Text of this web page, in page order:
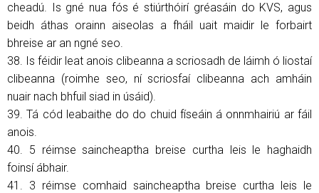
cheadú. Is gné nua fós é stiúrthóirí gréasáin do KVS, agus
beidh áthas orainn aiseolas a fháil uait maidir le forbairt
bhreise ar an ngné seo.
38. Is féidir leat anois clibeanna a scriosadh de láimh ó liostaí
clibeanna (roimhe seo, ní scriosfaí clibeanna ach amháin
nuair nach bhfuil siad in úsáid).
39. Tá cód leabaithe do do chuid físeáin á onnmhairiú ar fáil
anois.
40. 5 réimse saincheaptha breise curtha leis le haghaidh
foinsí ábhair.
41. 3 réimse comhaid saincheaptha breise curtha leis le